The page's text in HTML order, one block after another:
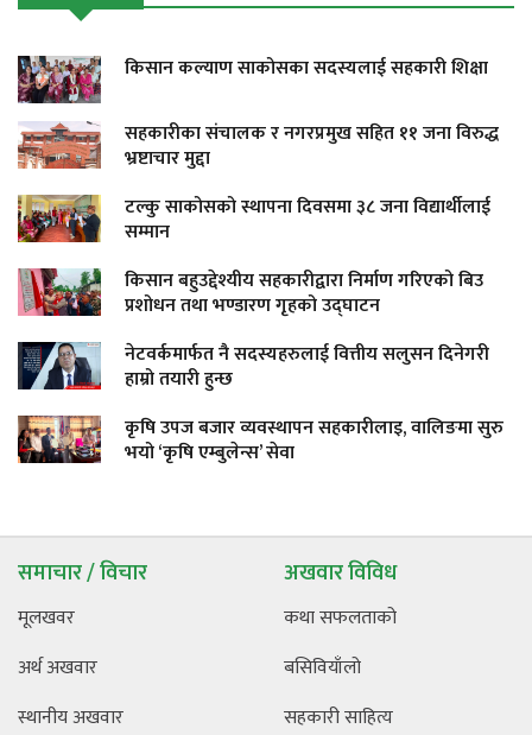
किसान कल्याण साकोसका सदस्यलाई सहकारी शिक्षा
सहकारीका संचालक र नगरप्रमुख सहित ११ जना विरुद्ध
भ्रष्टाचार मुद्दा
टल्कु साकोसको स्थापना दिवसमा ३८ जना विद्यार्थीलाई
सम्मान
किसान बहुउद्देश्यीय सहकारीद्वारा निर्माण गरिएको बिउ
प्रशोधन तथा भण्डारण गृहको उद्घाटन
नेटवर्कमार्फत नै सदस्यहरुलाई वित्तीय सलुसन दिनेगरी
हाम्रो तयारी हुन्छ
कृषि उपज बजार व्यवस्थापन सहकारीलाइ, वालिङमा सुरु
भयो ‘कृषि एम्बुलेन्स’ सेवा
समाचार / विचार
मूलखवर
अर्थ अखवार
स्थानीय अखवार
अखवार विविध
कथा सफलताको
बसिवियाँलो
सहकारी साहित्य